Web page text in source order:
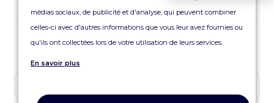
Abonnez-vous à notre newsletter
médias sociaux, de publicité et d'analyse, qui peuvent combiner
celles-ci avec d'autres informations que vous leur avez fournies ou
qu'ils ont collectées lors de votre utilisation de leurs services.
En savoir plus